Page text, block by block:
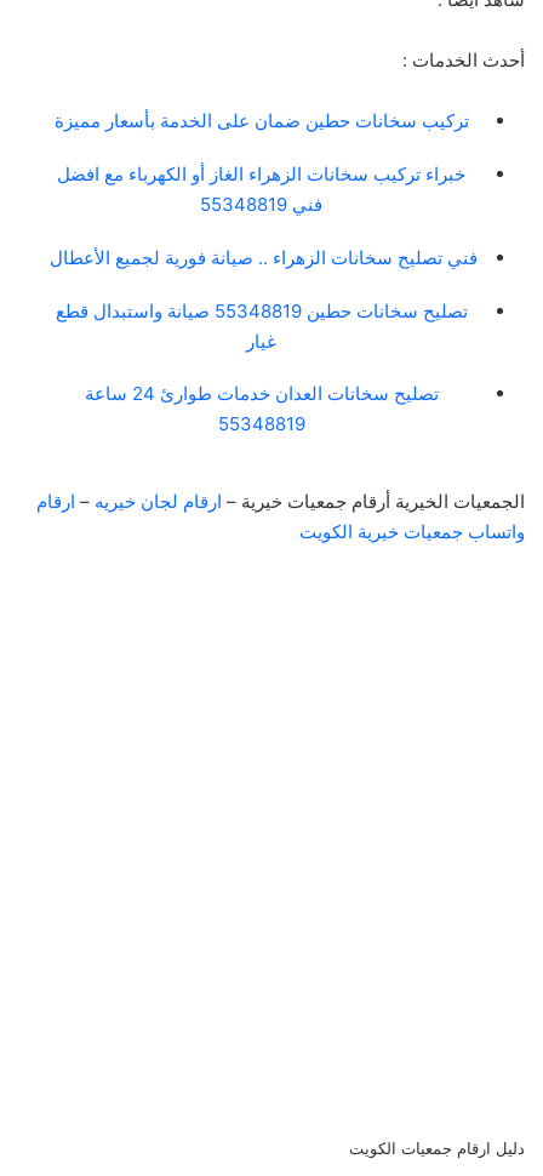
أحدث الخدمات :
تركيب سخانات حطين ضمان على الخدمة بأسعار مميزة
خبراء تركيب سخانات الزهراء الغاز أو الكهرباء مع افضل
فني 55348819
فني تصليح سخانات الزهراء .. صيانة فورية لجميع الأعطال
تصليح سخانات حطين 55348819 صيانة واستبدال قطع
غيار
تصليح سخانات العدان خدمات طوارئ 24 ساعة
55348819
الجمعيات الخيرية أرقام جمعيات خيرية – ارقام لجان خيريه – ارقام
واتساب جمعيات خيرية الكويت
دليل ارقام جمعيات الكويت